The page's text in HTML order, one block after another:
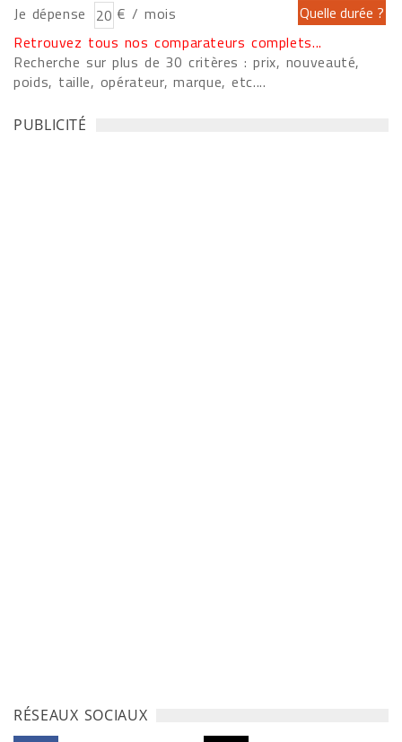
Je dépense
€ / mois
Retrouvez tous nos comparateurs complets...
Recherche sur plus de 30 critères : prix, nouveauté,
poids, taille, opérateur, marque, etc....
PUBLICITÉ
RÉSEAUX SOCIAUX